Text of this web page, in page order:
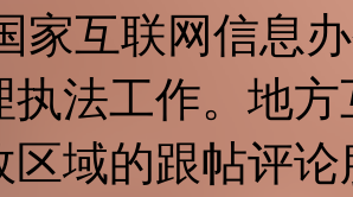
家互联网信息
执法工作。地
区域的跟帖评